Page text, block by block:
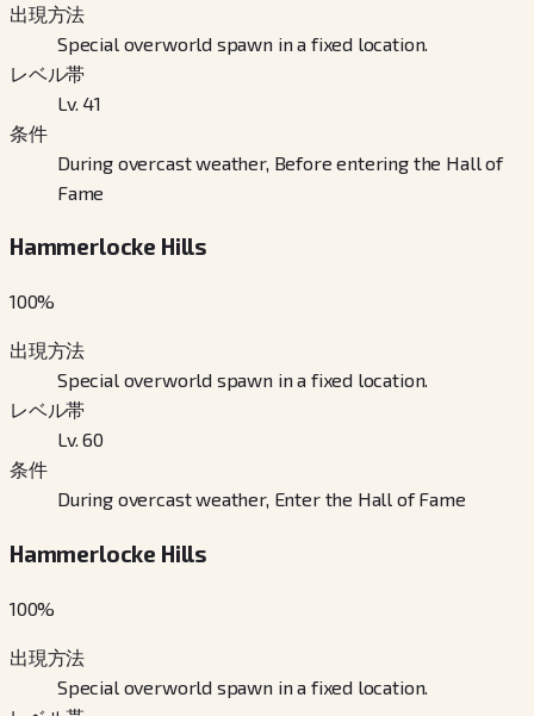
出現方法
Special overworld spawn in a fixed location.
レベル帯
Lv. 41
条件
During overcast weather, Before entering the Hall of
Fame
Hammerlocke Hills
100%
出現方法
Special overworld spawn in a fixed location.
レベル帯
Lv. 60
条件
During overcast weather, Enter the Hall of Fame
Hammerlocke Hills
100%
出現方法
Special overworld spawn in a fixed location.